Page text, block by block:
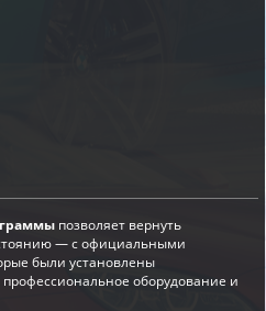
позволяет вернуть
— с официальными
были установлены
оборудование и